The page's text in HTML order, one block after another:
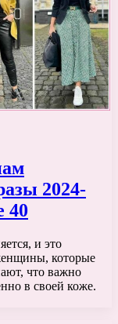
2024-
40
и это
которые
что важно
в своей коже.